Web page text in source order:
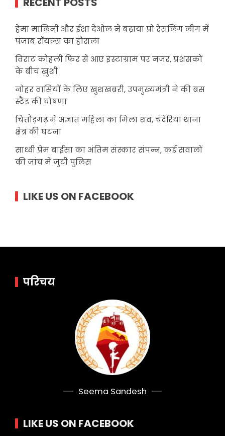
हेमा मालिनी और ईशा देओल ने बढ़ाया प्रो रेसलिंग लीग में
पंजाब रॉयल्स का हौंसला
विराट कोहली फिर से आए इंस्टाग्राम पर नज़र, प्रशंसकों
के बीच ख़ुशी
नोहर वासियों के लिए खुशखबरी, उपमुख्यमंत्री ने की बस
स्टैंड की घोषणा
चित्तौड़गढ़ में अज्ञात महिला का मिला शव, चंदेरिया थाना
क्षेत्र की घटना
साध्वी प्रेम बाईसा का अंतिम संस्कार संपन्न, कई सवालों
की जांच में जुटी पुलिस
LIKE US ON FACEBOOK
परिचय
Seema Sandesh
LIKE US ON FACEBOOK